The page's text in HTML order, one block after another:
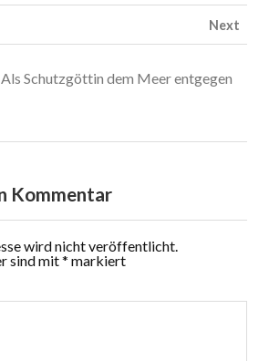
Next
Schutzgöttin dem Meer entgegen
Kommentar
wird nicht veröffentlicht.
sind mit* markiert